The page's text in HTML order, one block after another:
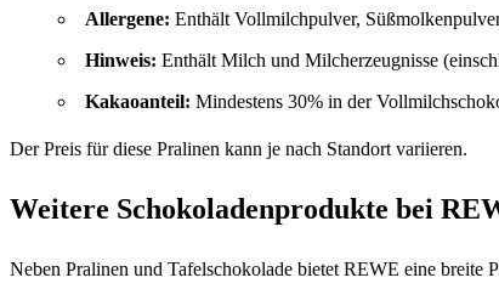
Allergene: Enthält Vollmilchpulver,
Hinweis: Enthält Milch und Milcherzeugnisse
Kakaoanteil: Mindestens 30% in der
Der Preis für diese Pralinen kann je nach Standort variieren.
Weitere Schokoladenprodukte bei
Neben Pralinen und Tafelschokolade bietet REWE eine breite